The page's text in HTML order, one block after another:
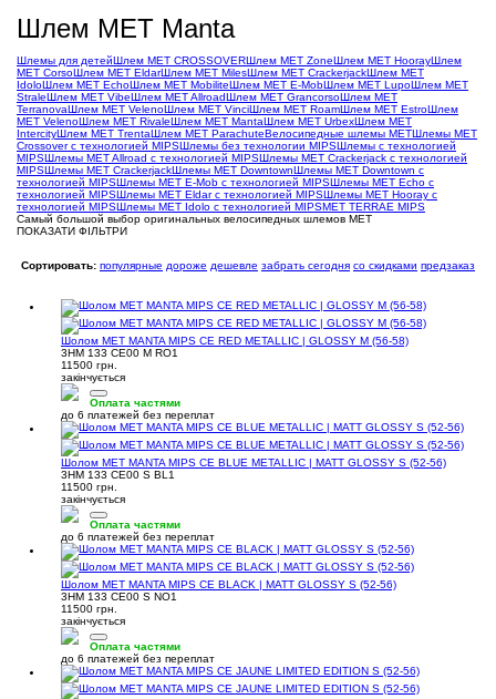
Шлем MET Manta
Шлемы для детейШлем MET CROSSOVERШлем MET ZoneШлем MET HoorayШлем
MET CorsoШлем MET EldarШлем MET MilesШлем MET CrackerjackШлем MET
IdoloШлем MET EchoШлем MET MobiliteШлем MET E-MobШлем MET LupoШлем MET
StraleШлем MET VibeШлем MET AllroadШлем MET GrancorsoШлем MET
TerranovaШлем MET VelenoШлем MET VinciШлем MET RoamШлем MET EstroШлем
MET VelenoШлем MET RivaleШлем MET MantaШлем MET UrbexШлем MET
IntercityШлем MET TrentaШлем MET ParachuteВелосипедные шлемы METШлемы MET
Crossover с технологией MIPSШлемы без технологии MIPSШлемы с технологией
MIPSШлемы MET Allroad с технологией MIPSШлемы MET Crackerjack с технологией
MIPSШлемы MET CrackerjackШлемы MET DowntownШлемы MET Downtown с
технологией MIPSШлемы MET E-Mob с технологией MIPSШлемы MET Echo с
технологией MIPSШлемы MET Eldar с технологией MIPSШлемы MET Hooray с
технологией MIPSШлемы MET Idolo с технологией MIPSMET TERRAE MIPS
Самый большой выбор оригинальных велосипедных шлемов MET
ПОКАЗАТИ ФІЛЬТРИ
Сортировать: популярные дороже дешевле забрать сегодня со скидками предзаказ
Шолом MET MANTA MIPS CE RED METALLIC | GLOSSY M (56-58)
3HM 133 CE00 M RO1
11500 грн.
закінчується
Оплата частями
до 6 платежей без переплат
Шолом MET MANTA MIPS CE BLUE METALLIC | MATT GLOSSY S (52-56)
3HM 133 CE00 S BL1
11500 грн.
закінчується
Оплата частями
до 6 платежей без переплат
Шолом MET MANTA MIPS CE BLACK | MATT GLOSSY S (52-56)
3HM 133 CE00 S NO1
11500 грн.
закінчується
Оплата частями
до 6 платежей без переплат